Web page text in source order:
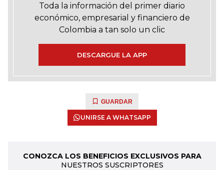
Toda la información del primer diario
económico, empresarial y financiero de
Colombia a tan solo un clic
DESCARGUE LA APP
GUARDAR
UNIRSE A WHATSAPP
CONOZCA LOS BENEFICIOS EXCLUSIVOS PARA
NUESTROS SUSCRIPTORES